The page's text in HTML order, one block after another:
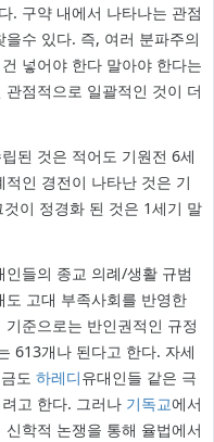
. 구약 내에서 나타나는 관점
수 있다. 즉, 여러 분파주의
넣어야 한다 말아야 한다는
점적으로 일괄적인 것이 더
된 것은 적어도 기원전 6세
인 경전이 나타난 것은 기
이 정경화 된 것은 1세기 말
들의 종교 의례/생활 규범
고대 부족사회를 반영한
준으로는 반인권적인 규정
613개나 된다고 한다. 자세
도 하레디유대인들 같은 극
고 한다. 그러나 기독교에서
학적 논쟁을 통해 율법에서